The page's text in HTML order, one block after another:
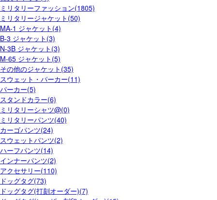
ミリタリーファッション(1805)
ミリタリージャケット(50)
MA-1 ジャケット(4)
B-3 ジャケット(3)
N-3B ジャケット(3)
M-65 ジャケット(5)
その他のジャケット(35)
スウェット・パーカー(11)
パーカー(5)
スタンドカラー(6)
ミリタリーシャツ@(0)
ミリタリーパンツ(40)
カーゴパンツ(24)
スウェットパンツ(2)
ハーフパンツ(14)
インナーパンツ(2)
アクセサリー(110)
ドッグタグ(73)
ドッグタグ(打刻オーダー)(7)